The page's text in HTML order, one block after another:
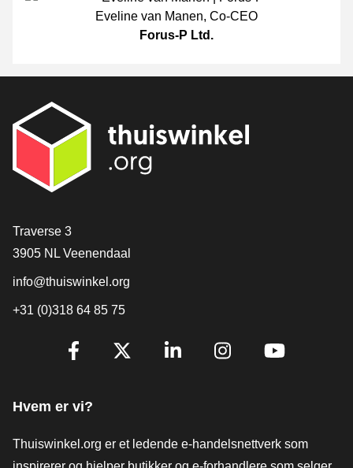
Eveline van Manen, Co-CEO
Forus-P Ltd.
[_General:Contact]
Traverse 3
3905 NL Veenendaal
info@thuiswinkel.org
+31 (0)318 64 85 75
[_General:SocialMediaTitle]
Hvem er vi?
Thuiswinkel.org er et ledende e-handelsnettverk som